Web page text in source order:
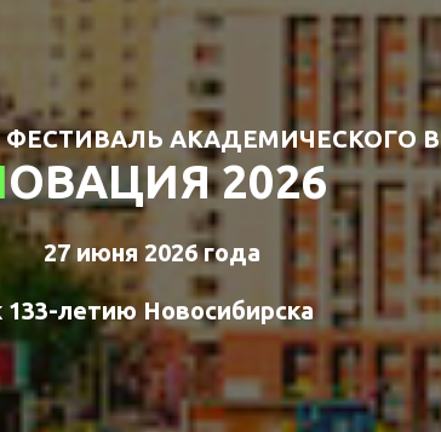
ФЕСТИВАЛЬ АКАДЕМИЧЕСКОГО
ОВАЦИЯ 2026
27 июня 2026 года
133-летию Новосибирска